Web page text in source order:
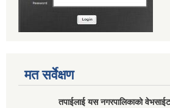
मत सर्वेक्षण
तपाईलाई यस नगरपालिकाको